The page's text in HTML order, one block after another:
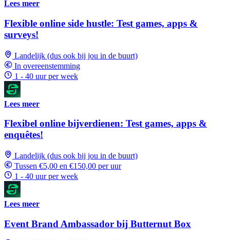
Lees meer
Flexible online side hustle: Test games, apps &
surveys!
Landelijk (dus ook bij jou in de buurt)
In overeenstemming
1 - 40 uur per week
Lees meer
Flexibel online bijverdienen: Test games, apps &
enquêtes!
Landelijk (dus ook bij jou in de buurt)
Tussen €5,00 en €150,00 per uur
1 - 40 uur per week
Lees meer
Event Brand Ambassador bij Butternut Box